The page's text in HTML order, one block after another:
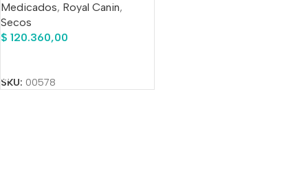
Medicados, Royal Canin,
Secos
$ 120.360,00
SKU: 00578